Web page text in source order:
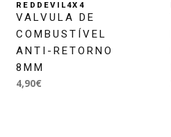
REDDEVIL4X4
VALVULA DE
COMBUSTÍVEL
ANTI-RETORNO
8MM
4,90€